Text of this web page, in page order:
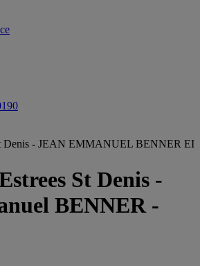
Denis - JEAN EMMANUEL BENNER EI
St Denis -
BENNER -